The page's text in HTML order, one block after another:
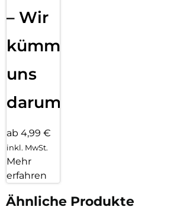
– Wir
kümmern
uns
darum!
ab 4,99 €
inkl. MwSt.
Mehr
erfahren
Ähnliche Produkte